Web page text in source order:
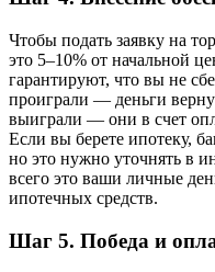
Чтобы подать заявку на
это 5–10% от начальной
гарантируют, что вы не
проиграли — деньги
выиграли — они в счет
Если вы берете ипотеку,
но это нужно уточнять в
всего это ваши личные
ипотечных средств.
Шаг 5. Победа и